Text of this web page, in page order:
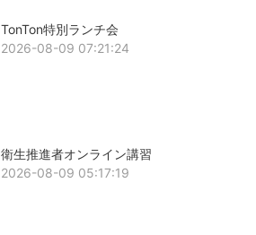
TonTon特別ランチ会
2026-08-09 07:21:24
衛生推進者オンライン講習
2026-08-09 05:17:19